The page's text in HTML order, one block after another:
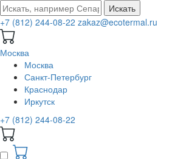
Искать
+7 (812) 244-08-22 zakaz@ecotermal.ru
Москва
Москва
Санкт-Петербург
Краснодар
Иркутск
+7 (812) 244-08-22